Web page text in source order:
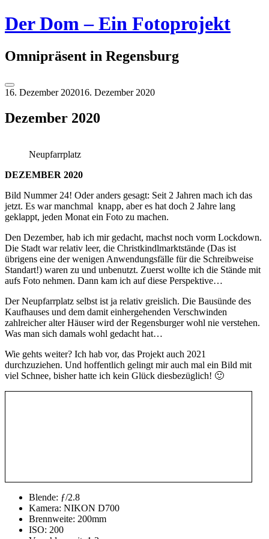
Springe
zum
Der Dom – Ein Fotoprojekt
Omnipräsent in Regensburg
Seitenleiste
umschalten
16. Dezember 202016. Dezember 2020
Dezember 2020
Neupfarrplatz
DEZEMBER 2020
Bild Nummer 24! Oder anders gesagt: Seit 2 Jahren mach ich das
jetzt. Es war manchmal knapp, aber es hat doch 2 Jahre lang
geklappt, jeden Monat ein Foto zu machen.
Den Dezember, hab ich mir gedacht, machst noch vorm Lockdown.
Die Stadt war relativ leer, die Christkindlmarktstände (Das ist
übrigens eine der wenigen Anwendungsfälle für die Schreibweise
Standart!) waren zu und unbenutzt. Zuerst wollte ich die Stände mit
aufs Foto nehmen. Dann kam ich auf diese Perspektive…
Der Neupfarrplatz selbst ist ja relativ greislich. Die Bausünde des
Kaufhauses und dem damit einhergehenden Verschwinden
zahlreicher alter Häuser wird der Regensburger wohl nie verstehen.
Was man sich damals wohl gedacht hat…
Wie gehts weiter? Ich hab vor, das Projekt auch 2021
durchzuziehen. Und hoffentlich gelingt mir auch mal ein Bild mit
viel Schnee, bisher hatte ich kein Glück diesbezüglich! 🙂
Blende: ƒ/2.8
Kamera: NIKON D700
Brennweite: 200mm
ISO: 200